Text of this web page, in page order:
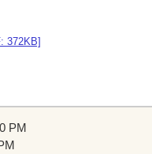
372KB]
PM